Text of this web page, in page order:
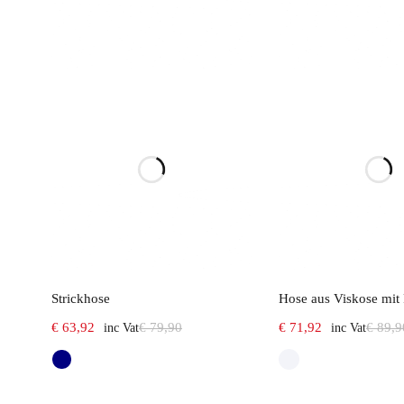
Strickhose
€79,90
€ 63,92 inc Vat
€
€ 71,92 inc Vat